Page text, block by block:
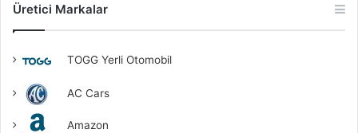
Üretici Markalar
TOGG Yerli Otomobil
AC Cars
Amazon